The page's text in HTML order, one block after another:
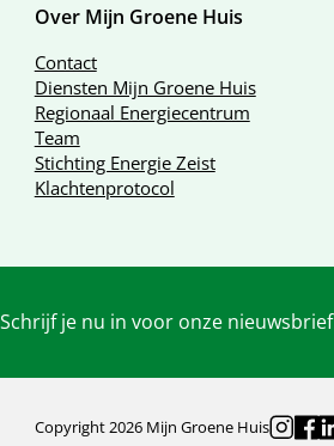
Over Mijn Groene Huis
Contact
Diensten Mijn Groene Huis
Regionaal Energiecentrum
Team
Stichting Energie Zeist
Klachtenprotocol
Schrijf je nu in voor onze nieuwsbrief
Copyright 2026 Mijn Groene Huis